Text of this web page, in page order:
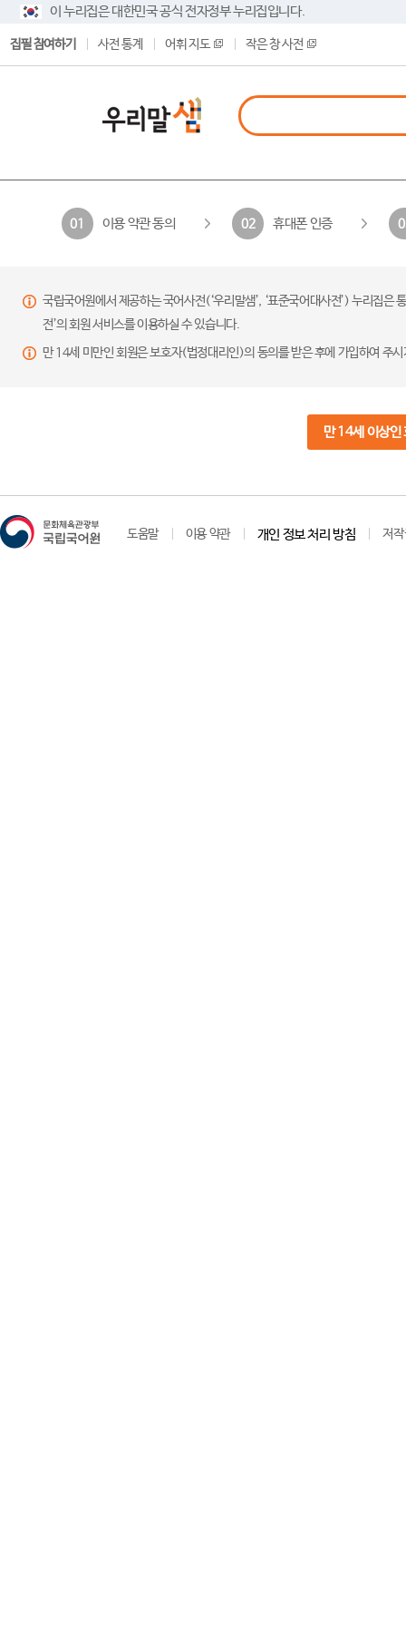
이 누리집은 대한민국 공식 전자정부 누리집입니다.
집필 참여하기 사전 통계 어휘 지도 작은 창 사전
01 이용 약관 동의 02 휴대폰 인증
국립국어원에서 제공하는 국어사전(‘우리말샘’, ‘표준국어대사전’) 누리집
전’의 회원 서비스를 이용하실 수 있습니다.
만 14세 미만인 회원은 보호자(법정대리인)의 동의를 받은 후에 가입하여 주
만 14세 이상인
도움말 이용 약관 개인 정보 처리 방침 저